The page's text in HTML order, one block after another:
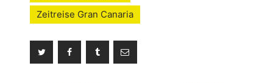
Zeitreise Gran Canaria